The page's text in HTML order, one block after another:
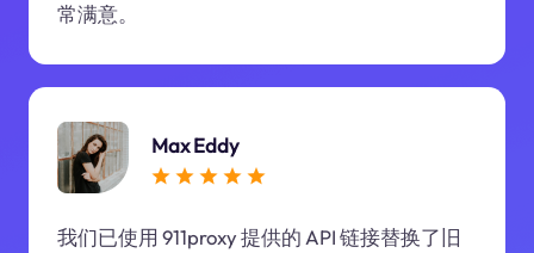
常满意。
Max Eddy
我们已使用 911proxy 提供的 API 链接替换了旧